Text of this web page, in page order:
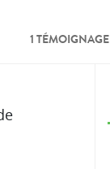
1 TÉMOIGNAGE